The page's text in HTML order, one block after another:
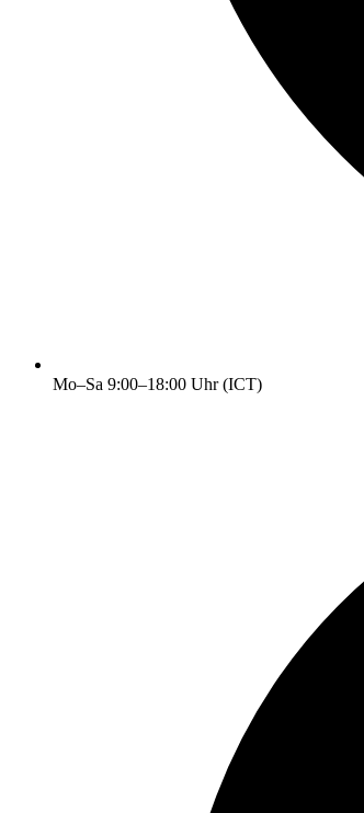
Mo–Sa 9:00–18:00 Uhr (ICT)